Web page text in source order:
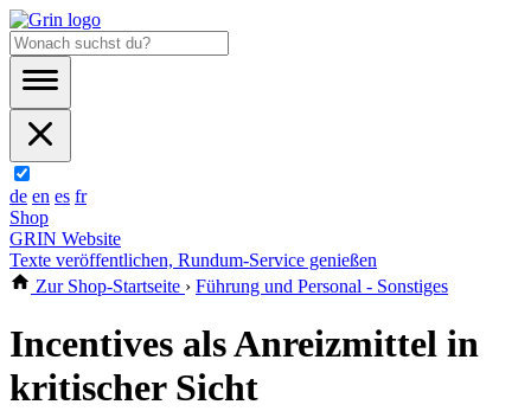
de en es fr
Shop
GRIN Website
Texte veröffentlichen, Rundum-Service genießen
Zur Shop-Startseite › Führung und Personal - Sonstiges
Incentives als Anreizmittel in
kritischer Sicht